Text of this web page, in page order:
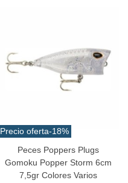
Precio oferta-18%
Peces Poppers Plugs
Gomoku Popper Storm 6cm
7,5gr Colores Varios